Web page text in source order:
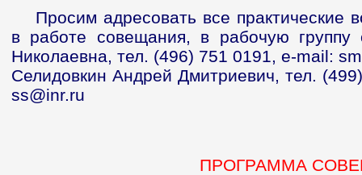
Просим адресовать все практические
в работе совещания, в рабочую группу
Николаевна, тел. (496) 751 0191, e-mail:
Селидовкин Андрей Дмитриевич, тел.
ss@inr.ru
ПРОГРАММА